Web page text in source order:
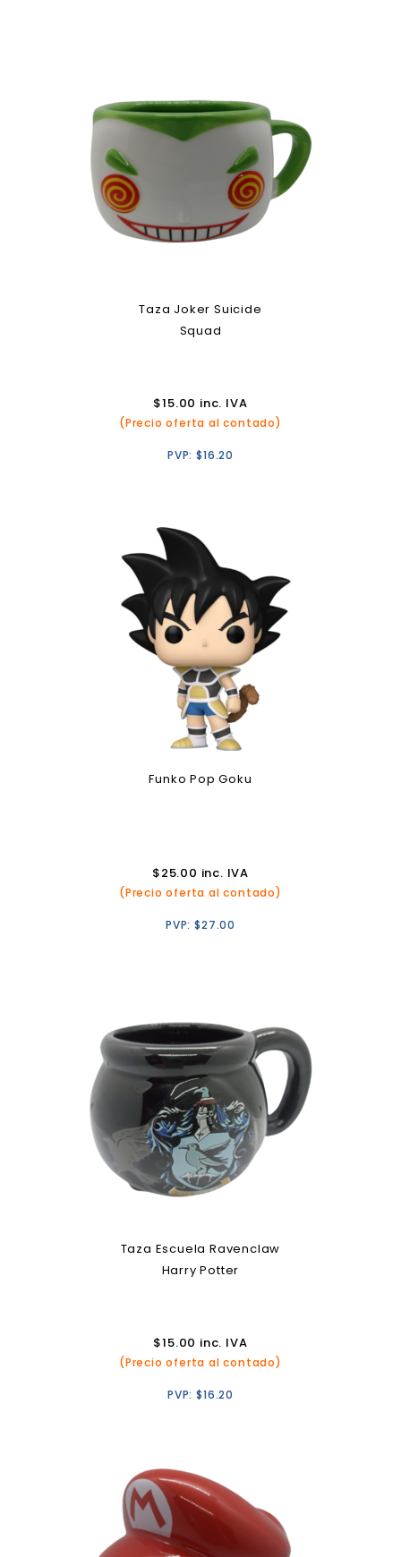
Taza Joker Suicide
Squad
$15.00 inc. IVA
(Precio oferta al contado)
PVP:$16.20
Funko Pop Goku
$25.00 inc. IVA
(Precio oferta al contado)
PVP:$27.00
Taza Escuela Ravenclaw
Harry Potter
$15.00 inc. IVA
(Precio oferta al contado)
PVP:$16.20